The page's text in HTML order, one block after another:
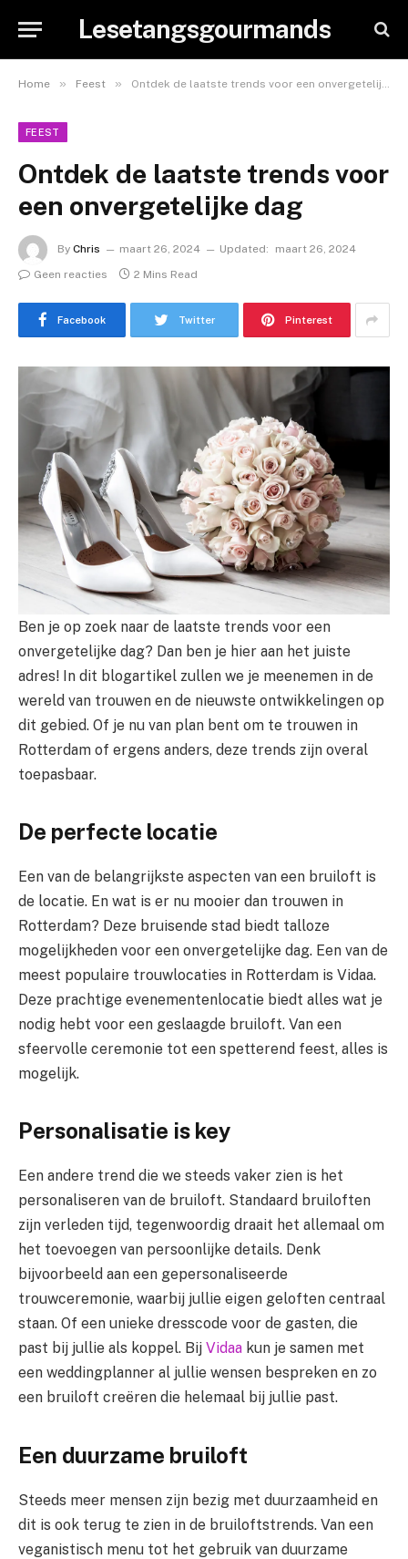
Lesetangsgourmands
Home » Feest » Ontdek de laatste trends voor een onvergetelijke dag
FEEST
Ontdek de laatste trends voor
een onvergetelijke dag
By Chris maart 26, 2024 Updated:
maart 26, 2024
Geen reacties
2 Mins Read
Facebook Twitter Pinterest
Ben je op zoek naar de laatste trends voor een
onvergetelijke dag? Dan ben je hier aan het juiste
adres! In dit blogartikel zullen we je meenemen in de
wereld van trouwen en de nieuwste ontwikkelingen op
dit gebied. Of je nu van plan bent om te trouwen in
Rotterdam of ergens anders, deze trends zijn overal
toepasbaar.
De perfecte locatie
Een van de belangrijkste aspecten van een bruiloft is
de locatie. En wat is er nu mooier dan trouwen in
Rotterdam? Deze bruisende stad biedt talloze
mogelijkheden voor een onvergetelijke dag. Een van de
meest populaire trouwlocaties in Rotterdam is Vidaa.
Deze prachtige evenementenlocatie biedt alles wat je
nodig hebt voor een geslaagde bruiloft. Van een
sfeervolle ceremonie tot een spetterend feest, alles is
mogelijk.
Personalisatie is key
Een andere trend die we steeds vaker zien is het
personaliseren van de bruiloft. Standaard bruiloften
zijn verleden tijd, tegenwoordig draait het allemaal om
het toevoegen van persoonlijke details. Denk
bijvoorbeeld aan een gepersonaliseerde
trouwceremonie, waarbij jullie eigen geloften centraal
staan. Of een unieke dresscode voor de gasten, die
past bij jullie als koppel. Bij Vidaa kun je samen met
een weddingplanner al jullie wensen bespreken en zo
een bruiloft creëren die helemaal bij jullie past.
Een duurzame bruiloft
Steeds meer mensen zijn bezig met duurzaamheid en
dit is ook terug te zien in de bruiloftstrends. Van een
veganistisch menu tot het gebruik van duurzame